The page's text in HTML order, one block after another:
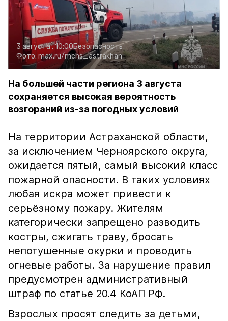
3 августа , 10:00Безопасность
Фото: max.ru/mchs_astrakhan
На большей части региона 3 августа
сохраняется высокая вероятность
возгораний из-за погодных условий
На территории Астраханской области,
за исключением Черноярского округа,
ожидается пятый, самый высокий класс
пожарной опасности. В таких условиях
любая искра может привести к
серьёзному пожару. Жителям
категорически запрещено разводить
костры, сжигать траву, бросать
непотушенные окурки и проводить
огневые работы. За нарушение правил
предусмотрен административный
штраф по статье 20.4 КоАП РФ.
Взрослых просят следить за детьми,